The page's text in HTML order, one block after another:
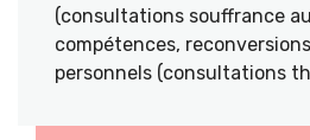
(consultations souffrance
compétences,
personnels (consultations